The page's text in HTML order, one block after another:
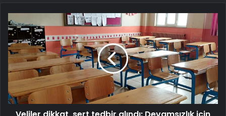
dikkat,
sert
tedbir
alındı:
Devamsızlık
için
günlük
para
cezası